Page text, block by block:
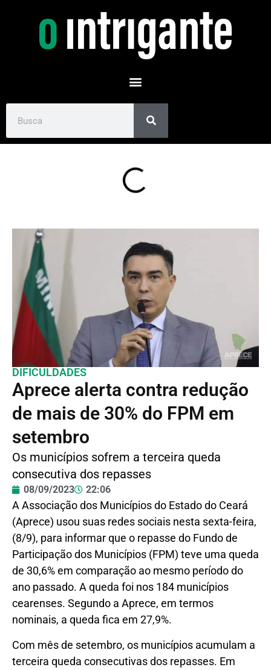
DIFICULDADES
Aprece alerta contra redução
de mais de 30% do FPM em
setembro
Os municípios sofrem a terceira queda
consecutiva dos repasses
08/09/2023 22:06
A Associação dos Municípios do Estado do Ceará
(Aprece) usou suas redes sociais nesta sexta-feira,
(8/9), para informar que o repasse do Fundo de
Participação dos Municípios (FPM) teve uma queda
de 30,6% em comparação ao mesmo período do
ano passado. A queda foi nos 184 municípios
cearenses. Segundo a Aprece, em termos
nominais, a queda fica em 27,9%.
Com mês de setembro, os municípios acumulam a
terceira queda consecutivas dos repasses. Em